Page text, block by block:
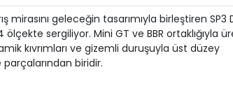
mirasını geleceğin tasarımıyla birleştiren SP3
sergiliyor. Mini GT ve BBR ortaklığıyla
kıvrımları ve gizemli duruşuyla üst düzey
biridir.